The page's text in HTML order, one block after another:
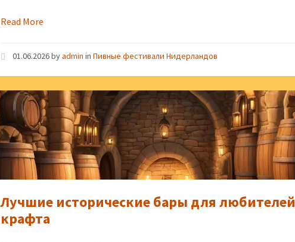
Read More
01.06.2026byadmin inПивные фестивали Нидерландов
Лучшие исторические бары для любителей
крафта